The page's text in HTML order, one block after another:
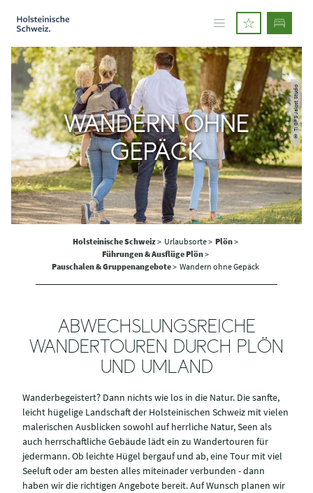
© TI GPS Jalost Studio
WANDERN OHNE
GEPÄCK
Holsteinische Schweiz> Urlaubsorte > Plön>
Führungen & Ausflüge Plön>
Pauschalen & Gruppenangebote> Wandern ohne Gepäck
ABWECHSLUNGSREICHE
WANDERTOUREN DURCH PLÖN
UND UMLAND
Wanderbegeistert? Dann nichts wie los in die Natur. Die sanfte,
leicht hügelige Landschaft der Holsteinischen Schweiz mit vielen
malerischen Ausblicken sowohl auf herrliche Natur, Seen als
auch herrschaftliche Gebäude lädt ein zu Wandertouren für
jedermann. Ob leichte Hügel bergauf und ab, eine Tour mit viel
Seeluft oder am besten alles miteinader verbunden - dann
haben wir die richtigen Angebote bereit. Auf Wunsch planen wir